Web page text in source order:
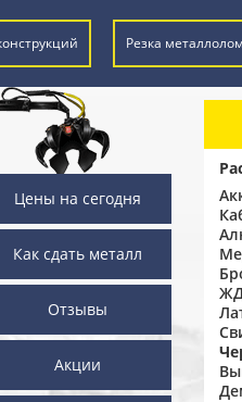
Резка
Цены на сегодня
Как сдать металл
Отзывы
Акции